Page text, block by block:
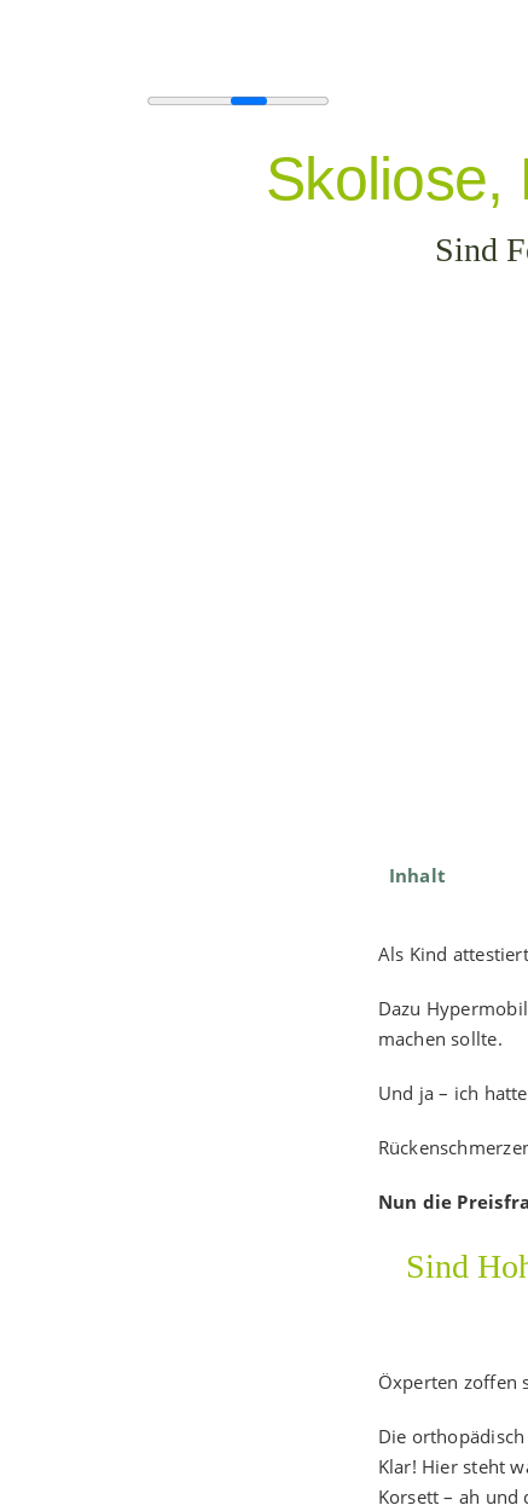
Skoliose,
Sind
Inhalt
Als Kind
Dazu
machen sollte.
Und ja – ich
Nun die
Sind
Öxperten zoffen
Die
Klar! Hier steht
Korsett – ah und